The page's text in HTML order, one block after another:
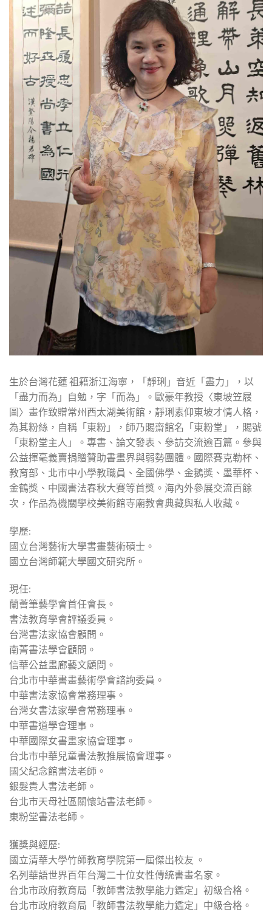
生於台灣花蓮 祖籍浙江海寧，「靜琍」音近「盡力」，以
「盡力而為」自勉，字「而為」。歐豪年教授〈東坡笠屐
圖〉畫作致贈常州西太湖美術館，靜琍素仰東坡才情人格，
為其粉絲，自稱「東粉」，師乃賜齋館名「東粉堂」，賜號
「東粉堂主人」。專書、論文發表、參訪交流逾百篇。參與
公益揮毫義賣捐贈贊助書畫界與弱勢團體。國際賽克勒杯、
教育部、北市中小學教職員、全國佛學、金鵝獎、墨華杯、
金鶴獎、中國書法春秋大賽等首獎。海內外參展交流百餘
次，作品為機關學校美術館寺廟教會典藏與私人收藏。
學歷:
國立台灣藝術大學書畫藝術碩士。
國立台灣師範大學國文研究所。
現任:
蘭薈筆藝學會首任會長。
書法教育學會評議委員。
台灣書法家協會顧問。
南菁書法學會顧問。
信華公益畫廊藝文顧問。
台北市中華書畫藝術學會諮詢委員。
中華書法家協會常務理事。
台灣女書法家學會常務理事。
中華書道學會理事。
中華國際女書畫家協會理事。
台北市中華兒童書法教推展協會理事。
國父紀念館書法老師。
銀髮貴人書法老師。
台北市天母社區關懷站書法老師。
東粉堂書法老師。
獲獎與經歷:
國立清華大學竹師教育學院第一屆傑出校友 。
名列華語世界百年台灣二十位女性傳統書畫名家。
台北市政府教育局「教師書法教學能力鑑定」初級合格。
台北市政府教育局「教師書法教學能力鑑定」中級合格。